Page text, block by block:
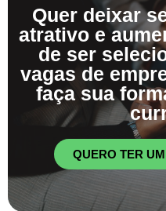
Quer deixar
atrativo e
de ser
vagas de
faça sua
QUERO TER